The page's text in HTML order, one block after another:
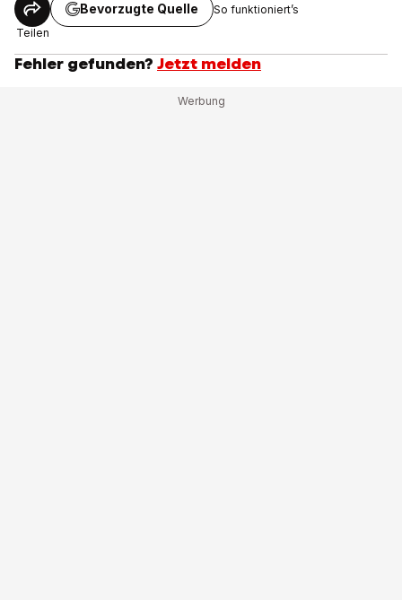
Teilen
Bevorzugte Quelle So funktioniert’s
Fehler gefunden? Jetzt melden